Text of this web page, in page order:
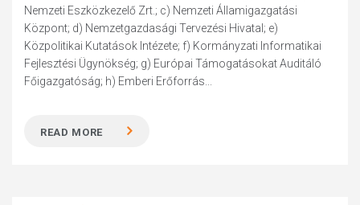
Nemzeti Eszközkezelő Zrt.; c) Nemzeti Államigazgatási
Központ; d) Nemzetgazdasági Tervezési Hivatal; e)
Közpolitikai Kutatások Intézete; f) Kormányzati Informatikai
Fejlesztési Ügynökség; g) Európai Támogatásokat Auditáló
Főigazgatóság; h) Emberi Erőforrás...
READ MORE